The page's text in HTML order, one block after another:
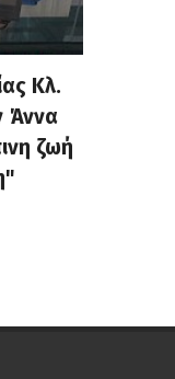
Κλ.
Άννα
ζωή